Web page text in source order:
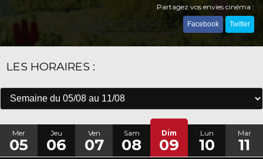
Partagez vos envies cinéma :
Facebook Twitter
LES HORAIRES :
Mer
05
Jeu
06
Ven
07
Sam
08
Dim
09
Lun
10
Mar
11